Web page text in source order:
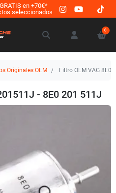
en +70€*
seleccionados
0
Originales OEM Filtro OEM VAG
- 8E0 201 511J